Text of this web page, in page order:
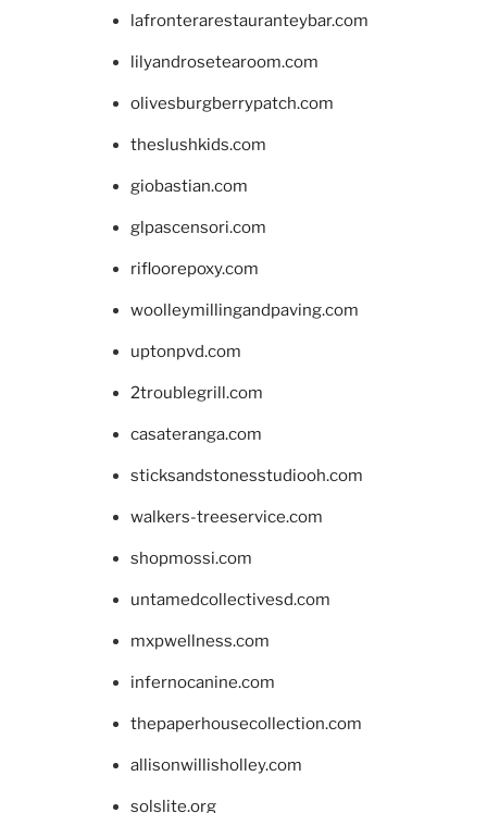
lafronterarestauranteybar.com
lilyandrosetearoom.com
olivesburgberrypatch.com
theslushkids.com
giobastian.com
glpascensori.com
rifloorepoxy.com
woolleymillingandpaving.com
uptonpvd.com
2troublegrill.com
casateranga.com
sticksandstonesstudiooh.com
walkers-treeservice.com
shopmossi.com
untamedcollectivesd.com
mxpwellness.com
infernocanine.com
thepaperhousecollection.com
allisonwillisholley.com
solslite.org